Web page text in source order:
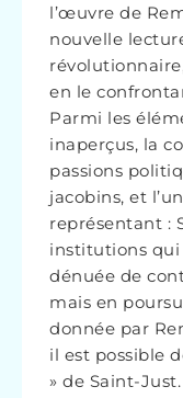
l’œuvre de
nouvelle
en le
Parmi les
inaperçus, la
passions
jacobins, et
représentant :
institutions qui
dénuée de
mais en
donnée par
il est possible
» de Saint-Just.